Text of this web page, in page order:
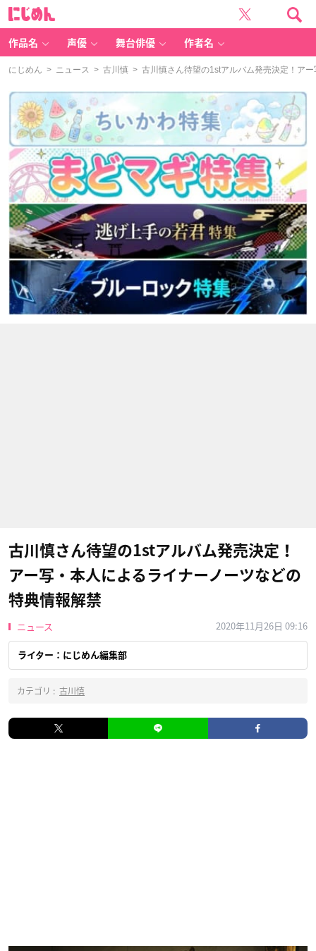
作品名 声優 舞台俳優 作者名
にじめん > ニュース > 古川慎 > 古川慎さん待望の1stアルバム発売決定！ア
古川慎さん待望の1stアルバム発売決定！
アー写・本人によるライナーノーツなどの
特典情報解禁
ニュース 2020年11月26日 09:16
ライター：にじめん編集部
カテゴリ : 古川慎